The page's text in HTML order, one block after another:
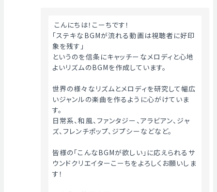
こんにちは！こーちです！
「ステキなBGMが流れる動画は視聴者に好印
象を残す」
というのを信条にキャッチーなメロディと心地
よいリズムのBGMを作成しています。
世界の様々なリズムとメロディを研究して幅広
いジャンルの楽曲を作るように心がけていま
す。
日常系、和風、ファンタジー、アラビアン、ジャ
ズ、フレンチポップ、ジプシーなどなど。
皆様の「こんなBGMが欲しい」に応えられるサ
ウンドクリエイターこーちをよろしくお願いしま
す！